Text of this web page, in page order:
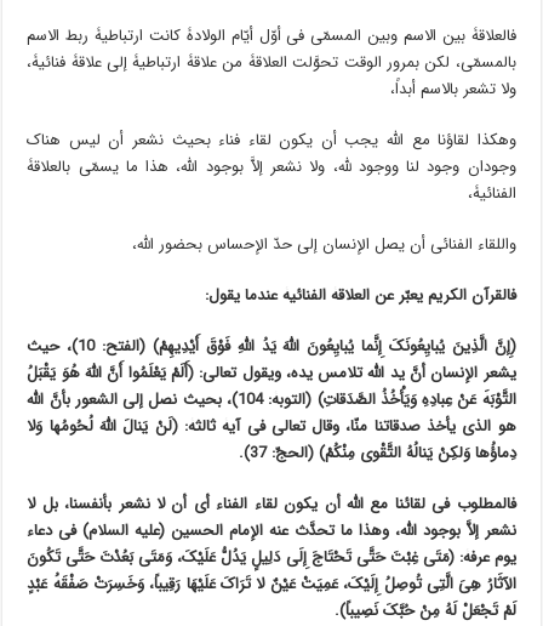
فالعلاقۀ بین الاسم وبین المسمّى فی أوّل أیّام الولادۀ کانت ارتباطیۀ ربط الاسم
بالمسمّى، لکن بمرور الوقت تحوَّلت العلاقۀ من علاقۀ ارتباطیۀ إلى علاقۀ فنائیۀ،
ولا تشعر بالاسم أبداً،
وهکذا لقاؤنا مع الله یجب أن یکون لقاء فناء بحیث نشعر أن لیس هناک
وجودان وجود لنا ووجود لله، ولا نشعر إلاَّ بوجود الله، هذا ما یسمّى بالعلاقۀ
الفنائیۀ،
واللقاء الفنائی أن یصل الإنسان إلى حدّ الإحساس بحضور الله،
فالقرآن الکریم یعبّر عن العلاقۀ الفنائیۀ عندما یقول:
(إِنَّ الَّذِینَ یُبایِعُونَکَ إِنَّما یُبایِعُونَ اللَّهَ یَدُ اللَّهِ فَوْقَ أَیْدِیهِمْ) (الفتح: 10)، حیث
یشعر الإنسان أنَّ ید الله تلامس یده، ویقول تعالى: (أَلَمْ یَعْلَمُوا أَنَّ اللَّهَ هُوَ یَقْبَلُ
التَّوْبَۀَ عَنْ عِبادِهِ وَیَأْخُذُ الصَّدَقاتِ) (التوبۀ: 104)، بحیث نصل إلى الشعور بأنَّ الله
هو الذی یأخذ صدقاتنا منّا، وقال تعالى فی آیۀ ثالثۀ: (لَنْ یَنالَ اللَّهَ لُحُومُها وَلا
دِماؤُها وَلکِنْ یَنالُهُ التَّقْوى مِنْکُمْ) (الحجّ: 37).
فالمطلوب فی لقائنا مع الله أن یکون لقاء الفناء أی أن لا نشعر بأنفسنا، بل لا
نشعر إلاَّ بوجود الله، وهذا ما تحدَّث عنه الإمام الحسین (علیه السلام) فی دعاء
یوم عرفۀ: (مَتَى غِبْتَ حَتَّى تَحْتَاجَ إِلَى دَلِیلٍ یَدُلُّ عَلَیْکَ، وَمَتَى بَعُدْتَ حَتَّى تَکُونَ
الآثَارُ هِیَ الَّتِی تُوصِلُ إِلَیْکَ، عَمِیَتْ عَیْنٌ لا تَرَاکَ عَلَیْهَا رَقِیباً، وَخَسِرَتْ صَفْقَۀُ عَبْدٍ
لَمْ تَجْعَلْ لَهُ مِنْ حُبَّکَ نَصِیباً).